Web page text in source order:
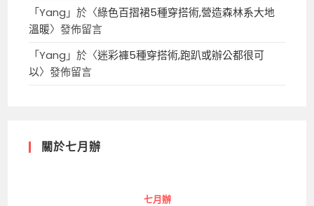
「Yang 」於〈綠色百摺裙5種穿搭術,營造森林系大地
溫暖〉發佈留言
「Yang 」於〈迷彩褲5種穿搭術,跑趴或辦公都很可
以〉發佈留言
關於七月辦
七月辦